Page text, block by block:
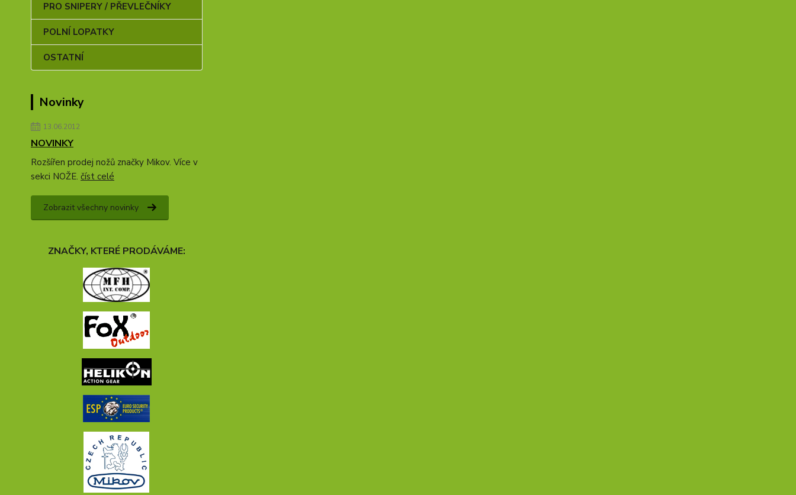
PRO SNIPERY / PŘEVLEČNÍKY
POLNÍ LOPATKY
OSTATNÍ
Novinky
13.06.2012
NOVINKY
Rozšířen prodej nožů značky Mikov. Více v
sekci NOŽE. číst celé
Zobrazit všechny novinky
ZNAČKY, KTERÉ PRODÁVÁME: